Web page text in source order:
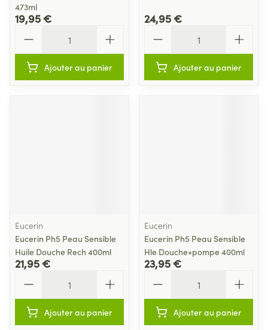
473ml
19,95 €
Ajouter au panier
24,95 €
Ajouter au panier
Eucerin
Eucerin Ph5 Peau Sensible
Huile Douche Rech 400ml
21,95 €
Ajouter au panier
Eucerin
Eucerin Ph5 Peau Sensible
Hle Douche+pompe 400ml
23,95 €
Ajouter au panier